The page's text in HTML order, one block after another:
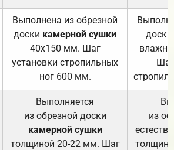
Выполнена из обрезной
доски камерной сушки
40х150 мм. Шаг
установки стропильных
ног 600 мм.
доски
Выполняется
из обрезной доски
камерной сушки
толщиной 20-22 мм. Шаг
из